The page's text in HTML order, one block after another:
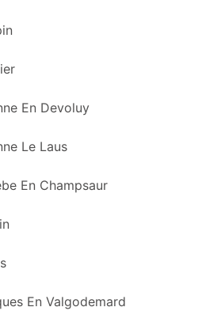
En Devoluy
Le Laus
En Champsaur
En Valgodemard